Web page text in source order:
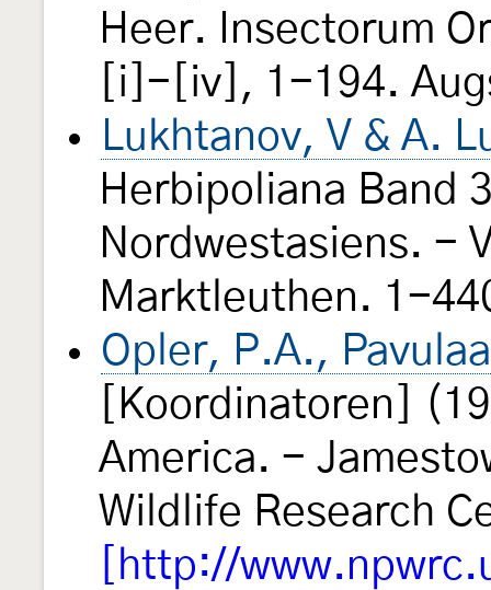
Heer. Insectorum
[i]-[iv], 1-194.
Lukhtanov, V & A.
Herbipoliana Band
Nordwestasiens. -
Marktleuthen. 1-
Opler, P.A.,
[Koordinatoren]
America. -
Wildlife Research
[http://